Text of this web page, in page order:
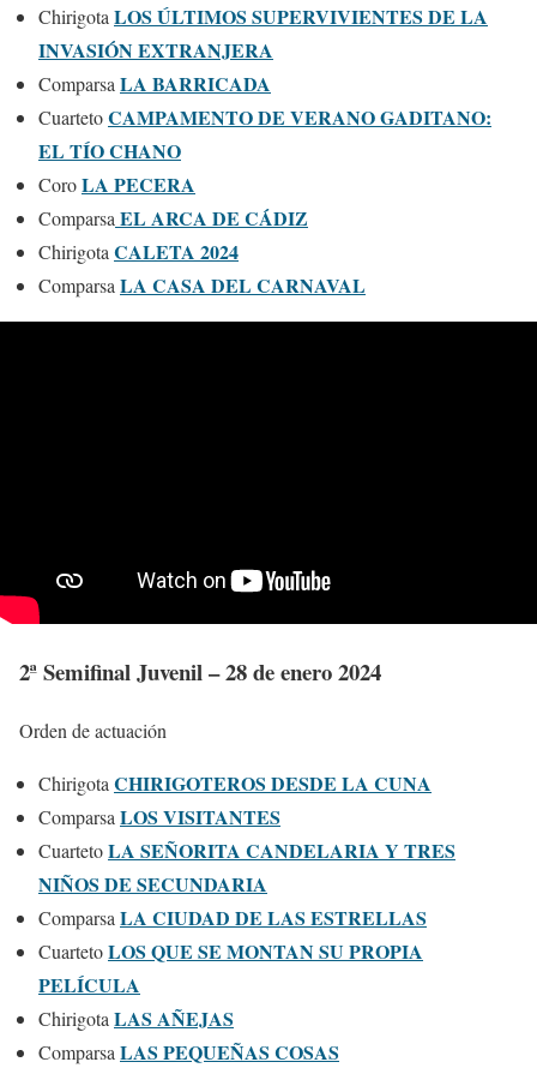
Chirigota LOS ÚLTIMOS SUPERVIVIENTES DE LA
INVASIÓN EXTRANJERA
Comparsa LA BARRICADA
CuartetoCAMPAMENTO DE VERANO GADITANO:
EL TÍO CHANO
CoroLA PECERA
Comparsa EL ARCA DE CÁDIZ
Chirigota CALETA 2024
Comparsa LA CASA DEL CARNAVAL
2ª Semifinal Juvenil – 28 de enero 2024
Orden de actuación
Chirigota CHIRIGOTEROS DESDE LA CUNA
Comparsa LOS VISITANTES
CuartetoLA SEÑORITA CANDELARIA Y TRES
NIÑOS DE SECUNDARIA
Comparsa LA CIUDAD DE LAS ESTRELLAS
CuartetoLOS QUE SE MONTAN SU PROPIA
PELÍCULA
Chirigota LAS AÑEJAS
Comparsa LAS PEQUEÑAS COSAS